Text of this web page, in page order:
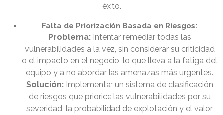
éxito.
Falta de Priorización Basada en Riesgos:
Problema:Intentar remediar todas las
vulnerabilidades a la vez, sin considerar su criticidad
o el impacto en el negocio, lo que lleva a la fatiga del
equipo y a no abordar las amenazas más urgentes.
Solución:Implementar un sistema de clasificación
de riesgos que priorice las vulnerabilidades por su
severidad, la probabilidad de explotación y el valor